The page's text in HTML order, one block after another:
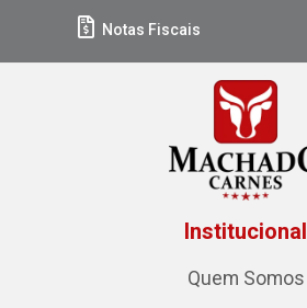
Notas Fiscais
Institucional
Quem Somos